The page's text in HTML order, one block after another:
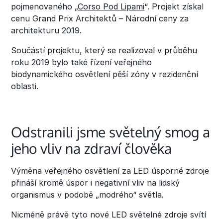
pojmenovaného „Corso Pod Lipami“. Projekt získal
cenu Grand Prix Architektů – Národní ceny za
architekturu 2019.
Součástí projektu, který se realizoval v průběhu
roku 2019 bylo také řízení veřejného
biodynamického osvětlení pěší zóny v rezidenční
oblasti.
Odstranili jsme světelný smog a
jeho vliv na zdraví člověka
Výměna veřejného osvětlení za LED úsporné zdroje
přináší kromě úspor i negativní vliv na lidský
organismus v podobě „modrého“ světla.
Nicméně právě tyto nové LED světelné zdroje svítí